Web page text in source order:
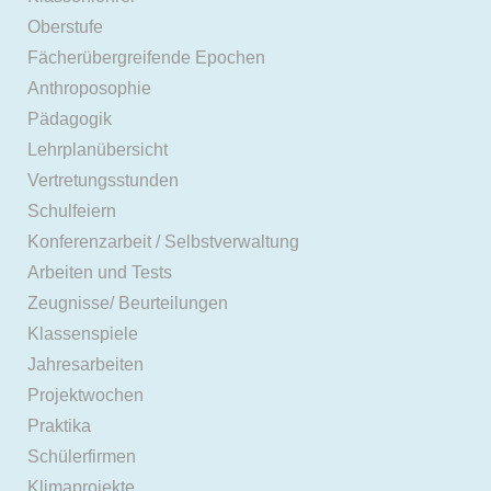
Oberstufe
Fächerübergreifende Epochen
Anthroposophie
Pädagogik
Lehrplanübersicht
Vertretungsstunden
Schulfeiern
Konferenzarbeit / Selbstverwaltung
Arbeiten und Tests
Zeugnisse/ Beurteilungen
Klassenspiele
Jahresarbeiten
Projektwochen
Praktika
Schülerfirmen